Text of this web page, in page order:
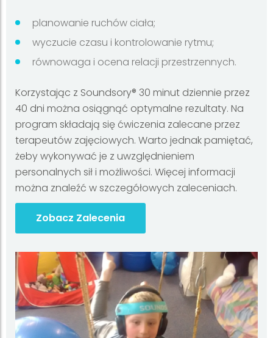
planowanie ruchów ciała;
wyczucie czasu i kontrolowanie rytmu;
równowaga i ocena relacji przestrzennych.
Korzystając z Soundsory® 30 minut dziennie przez
40 dni można osiągnąć optymalne rezultaty. Na
program składają się ćwiczenia zalecane przez
terapeutów zajęciowych. Warto jednak pamiętać,
żeby wykonywać je z uwzględnieniem
personalnych sił i możliwości. Więcej informacji
można znaleźć w szczegółowych zaleceniach.
Zobacz Zalecenia